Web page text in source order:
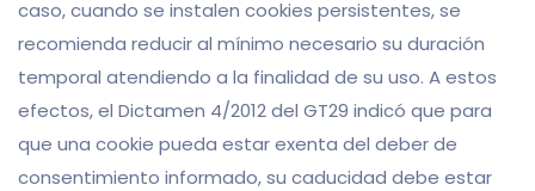
caso, cuando se instalen cookies persistentes, se
recomienda reducir al mínimo necesario su duración
temporal atendiendo a la finalidad de su uso. A estos
efectos, el Dictamen 4/2012 del GT29 indicó que para
que una cookie pueda estar exenta del deber de
consentimiento informado, su caducidad debe estar